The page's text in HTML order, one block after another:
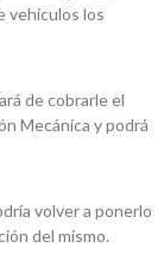
vehículos los
de cobrarle el
Mecánica y podrá
volver a ponerlo
del mismo.